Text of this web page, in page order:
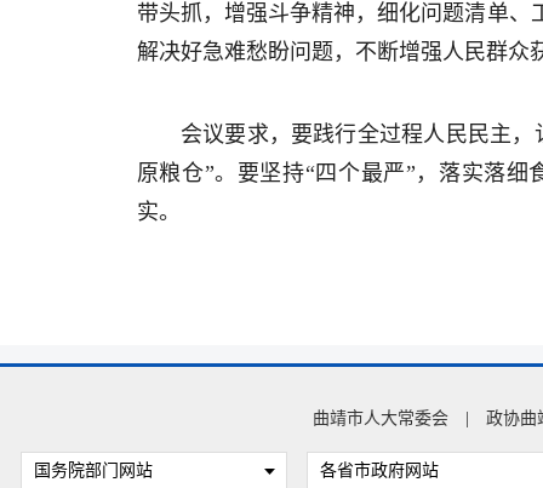
带头抓，增强斗争精神，细化问题清单
解决好急难愁盼问题，不断增强人民群众
会议要求，要践行全过程人民民主
原粮仓”。要坚持“四个最严”，落实落
实。
曲靖市人大常委会 政协曲
国务院部门网站 各省市政府网站